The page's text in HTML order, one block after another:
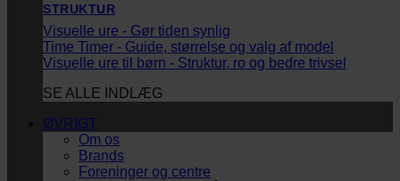
STRUKTUR
Visuelle ure - Gør tiden synlig
Time Timer - Guide, størrelse og valg af model
Visuelle ure til børn - Struktur, ro og bedre trivsel
SE ALLE INDLÆG
ØVRIGT
Om os
Brands
Foreninger og centre